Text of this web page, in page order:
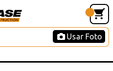
Usar Foto